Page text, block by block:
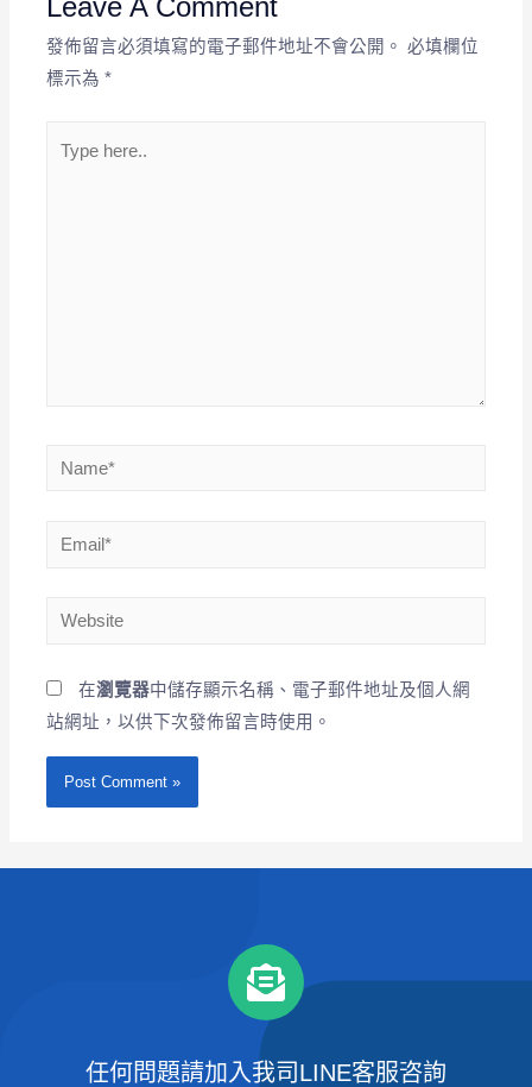
Leave A Comment
發佈留言必須填寫的電子郵件地址不會公開。 必填欄位
標示為*
在瀏覽器中儲存顯示名稱、電子郵件地址及個人網
站網址，以供下次發佈留言時使用。
任何問題請加入我司LINE客服咨詢